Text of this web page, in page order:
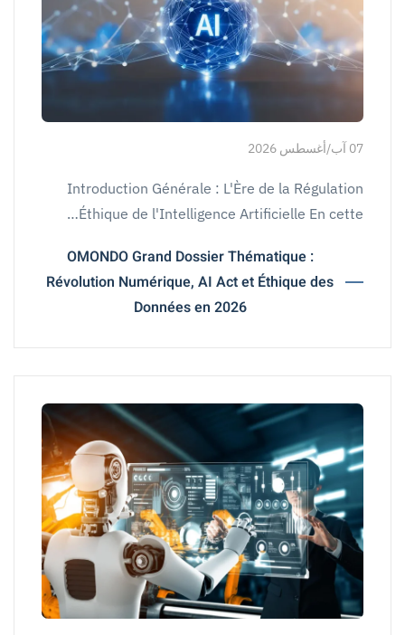
07 آب/أغسطس 2026
Introduction Générale : L'Ère de la Régulation
Éthique de l'Intelligence Artificielle En cette…
OMONDO Grand Dossier Thématique :
Révolution Numérique, AI Act et Éthique des
Données en 2026